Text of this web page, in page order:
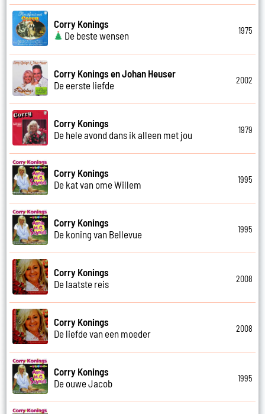
Corry Konings
De beste wensen
1975
Corry Konings en Johan Heuser
De eerste liefde
2002
Corry Konings
De hele avond dans ik alleen met jou
1979
Corry Konings
De kat van ome Willem
1995
Corry Konings
De koning van Bellevue
1995
Corry Konings
De laatste reis
2008
Corry Konings
De liefde van een moeder
2008
Corry Konings
De ouwe Jacob
1995